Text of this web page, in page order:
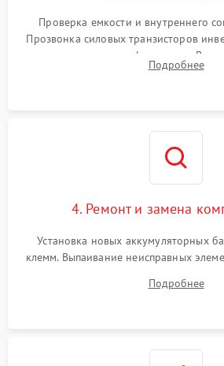
Проверка емкости и внутреннего
Прозвонка силовых транзисторов
переключения и трансформатора.
конденсаторов и прогаров на
Подробнее
4. Ремонт и замена
Установка новых аккумуляторных
клемм. Выпаивание неисправных
цепи зарядки и монтаж новых
Восстановление поврежденных
Подробнее